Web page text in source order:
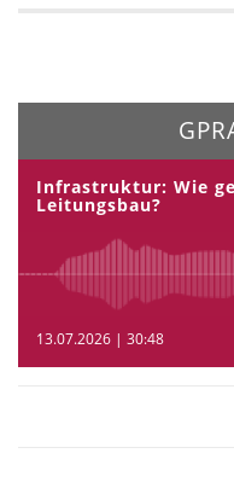
Infrastruktur: Wie
Leitungsbau?
13.07.2026 | 30:48